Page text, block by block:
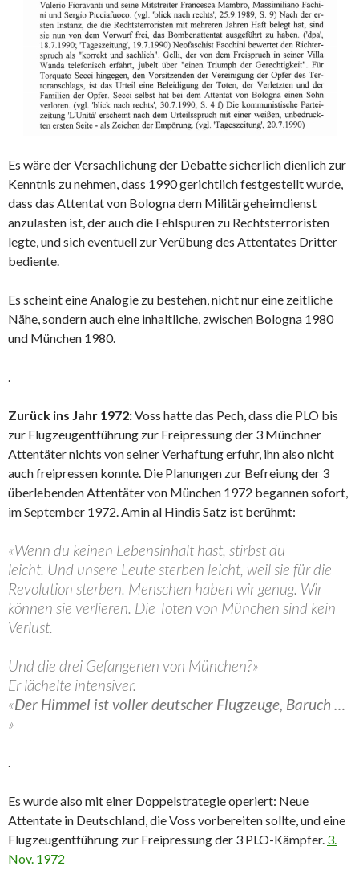
Es wäre der Versachlichung der Debatte sicherlich dienlich zur
Kenntnis zu nehmen, dass 1990 gerichtlich festgestellt wurde,
dass das Attentat von Bologna dem Militärgeheimdienst
anzulasten ist, der auch die Fehlspuren zu Rechtsterroristen
legte, und sich eventuell zur Verübung des Attentates Dritter
bediente.
Es scheint eine Analogie zu bestehen, nicht nur eine zeitliche
Nähe, sondern auch eine inhaltliche, zwischen Bologna 1980
und München 1980.
.
Zurück ins Jahr 1972:Voss hatte das Pech, dass die PLO bis
zur Flugzeugentführung zur Freipressung der 3 Münchner
Attentäter nichts von seiner Verhaftung erfuhr, ihn also nicht
auch freipressen konnte. Die Planungen zur Befreiung der 3
überlebenden Attentäter von München 1972 begannen sofort,
im September 1972. Amin al Hindis Satz ist berühmt:
«Wenn du keinen Lebensinhalt hast, stirbst du
leicht. Und unsere Leute sterben leicht, weil sie für die
Revolution sterben. Menschen haben wir genug. Wir
können sie verlieren. Die Toten von München sind kein
Verlust.
Und die drei Gefangenen von München?»
Er lächelte intensiver.
«Der Himmel ist voller deutscher Flugzeuge, Baruch …
»
.
Es wurde also mit einer Doppelstrategie operiert: Neue
Attentate in Deutschland, die Voss vorbereiten sollte, und eine
Flugzeugentführung zur Freipressung der 3 PLO-Kämpfer. 3.
Nov. 1972